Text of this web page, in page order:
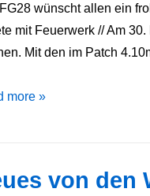
wünscht allen ein
mit Feuerwerk // Am
Mit den im Patch
more »
von den